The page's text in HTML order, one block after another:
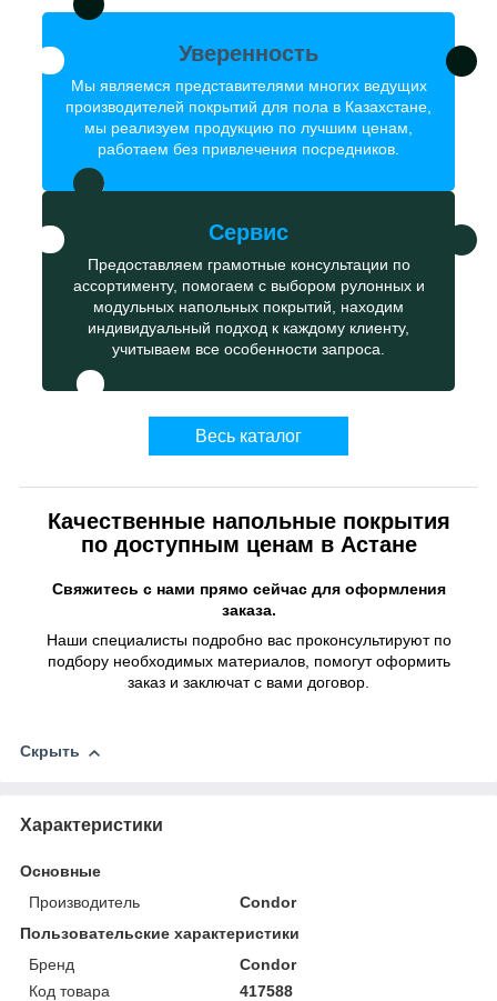
Уверенность
Мы являемся представителями многих ведущих
производителей покрытий для пола в Казахстане,
мы реализуем продукцию по лучшим ценам,
работаем без привлечения посредников.
Сервис
Предоставляем грамотные консультации по
ассортименту, помогаем с выбором рулонных и
модульных напольных покрытий, находим
индивидуальный подход к каждому клиенту,
учитываем все особенности запроса.
Весь каталог
Качественные напольные покрытия
по доступным ценам в Астане
Свяжитесь с нами прямо сейчас для оформления
заказа.
Наши специалисты подробно вас проконсультируют по
подбору необходимых материалов, помогут оформить
заказ и заключат с вами договор.
Скрыть
Характеристики
Основные
Производитель
Condor
Пользовательские характеристики
Бренд
Condor
Код товара
417588